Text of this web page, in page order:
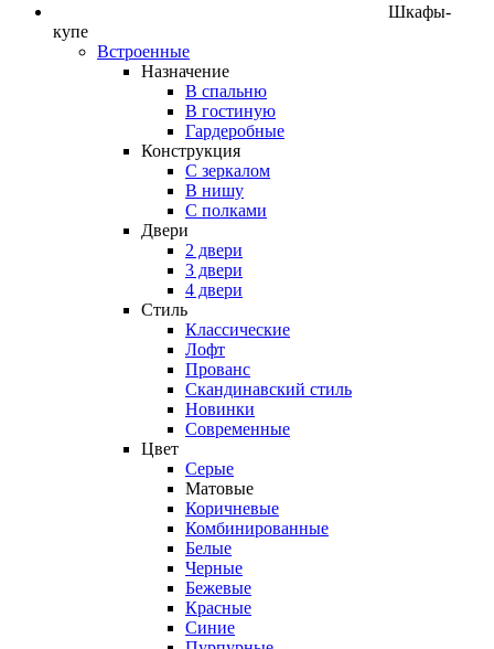
Шкафы-
купе
Встроенные
Назначение
В спальню
В гостиную
Гардеробные
Конструкция
C зеркалом
В нишу
С полками
Двери
2 двери
3 двери
4 двери
Стиль
Классические
Лофт
Прованс
Скандинавский стиль
Новинки
Современные
Цвет
Серые
Матовые
Коричневые
Комбинированные
Белые
Черные
Бежевые
Красные
Синие